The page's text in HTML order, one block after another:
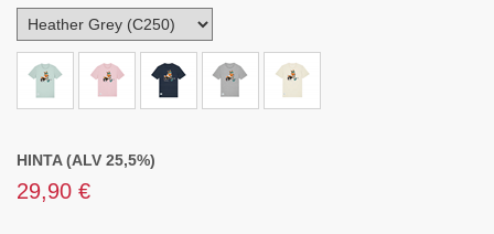
HINTA (ALV 25,5%)
29,90 €